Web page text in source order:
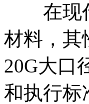
在现代
材料，其
20G大口
和执行